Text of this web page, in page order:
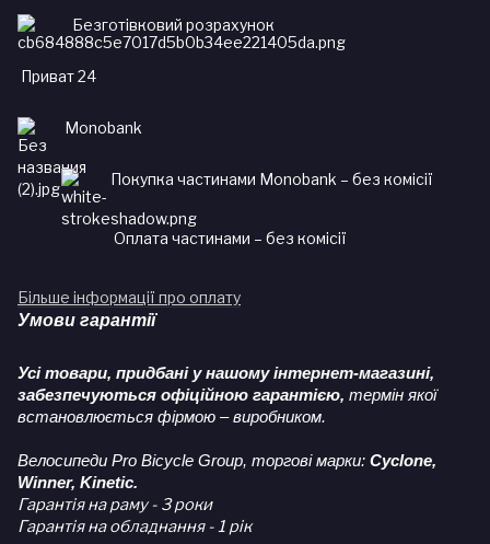
Безготівковий розрахунок
Приват 24
Monobank
Покупка частинами Monobank – без комісії
Оплата частинами – без комісії
Більше інформації про оплату
Умови гарантії
Усі товари, придбані у нашому інтернет-магазині,
забезпечуються офіційною гарантією, термін якої
встановлюється фірмою – виробником.
Велосипеди Pro Bicycle Group, торгові марки: Cyclone,
Winner, Kinetic.
Гарантія на раму - 3 роки
Гарантія на обладнання - 1 рік